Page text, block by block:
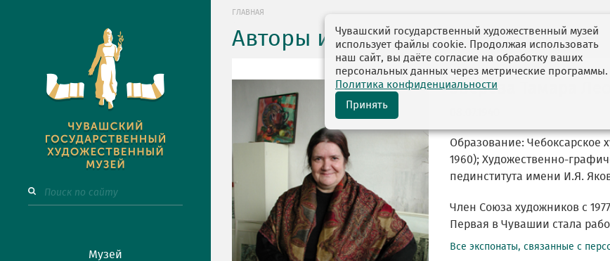
Музей
ГЛАВНАЯ
Авторы и персоналии
Зверева Тамара
Образование: Чебоксарское
1960); Художественно-
пединститута имени И.Я.
Член Союза художников с
Первая в Чувашии стала
Все экспонаты, связанные с
Чувашский государственный художественный музей
использует файлы cookie. Продолжая использовать
наш сайт, вы даёте согласие на обработку ваших
персональных данных через метрические программы.
Политика конфиденциальности
Принять